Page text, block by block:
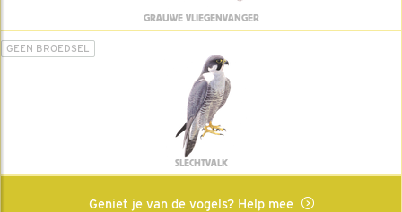
GRAUWE VLIEGENVANGER
GEEN BROEDSEL
SLECHTVALK
Geniet je van de vogels? Help mee